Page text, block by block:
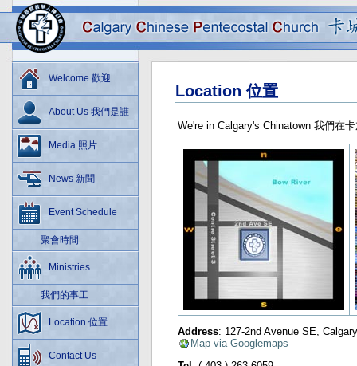
Location 位置
We're in Calgary's Chinatown 我們在
Address: 127-2nd Avenue SE,
Map via Googlemaps
Welcome 歡迎
About Us 我們是誰
Media 照片
News 新聞
Event Schedule
聚會時間
Ministries
我們的事工
Location 位置
Contact Us